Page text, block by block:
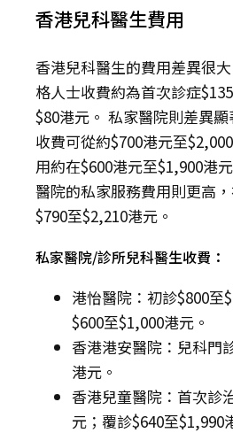
香港兒科醫生費用
香港兒科醫生的費用差異很
格人士收費約為首次診症
$80港元。 私家醫院則差異
收費可從約$700港元至
用約在$600港元至$1,900港
醫院的私家服務費用則更高
$790至$2,210港元。
私家醫院/診所兒科醫生收費：
港怡醫院：初診$800至
$600至$1,000港元。
香港港安醫院：兒科門
港元。
香港兒童醫院：首次診
元；覆診$640至$1,990